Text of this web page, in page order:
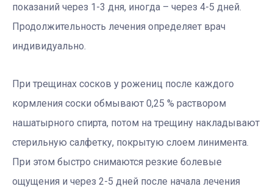
показаний через 1-3 дня, иногда – через 4-5 дней.
Продолжительность лечения определяет врач
индивидуально.
При трещинах сосков у рожениц после каждого
кормления соски обмывают 0,25 % раствором
нашатырного спирта, потом на трещину накладывают
стерильную салфетку, покрытую слоем линимента.
При этом быстро снимаются резкие болевые
ощущения и через 2-5 дней после начала лечения